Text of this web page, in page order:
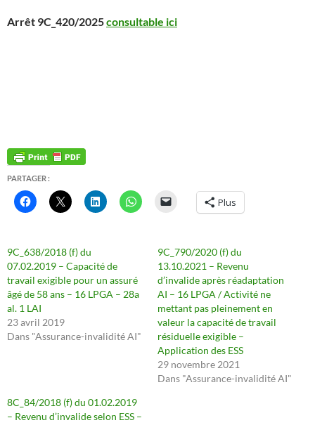
Arrêt 9C_420/2025consultable ici
PARTAGER :
Plus
9C_638/2018 (f) du
07.02.2019 – Capacité de
travail exigible pour un assuré
âgé de 58 ans – 16 LPGA – 28a
al. 1 LAI
23 avril 2019
Dans "Assurance-invalidité AI"
9C_790/2020 (f) du
13.10.2021 – Revenu
d’invalide après réadaptation
AI – 16 LPGA / Activité ne
mettant pas pleinement en
valeur la capacité de travail
résiduelle exigible –
Application des ESS
29 novembre 2021
Dans "Assurance-invalidité AI"
8C_84/2018 (f) du 01.02.2019
– Revenu d’invalide selon ESS –